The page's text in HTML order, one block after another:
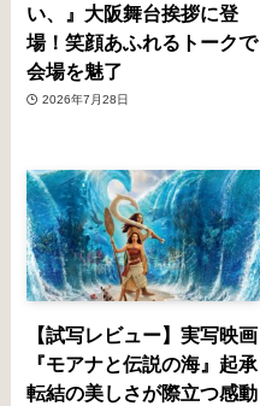
い、』大阪舞台挨拶に登
場！笑顔あふれるトークで
会場を魅了
2026年7月28日
【試写レビュー】実写映画
『モアナと伝説の海』起承
転結の美しさが際立つ感動